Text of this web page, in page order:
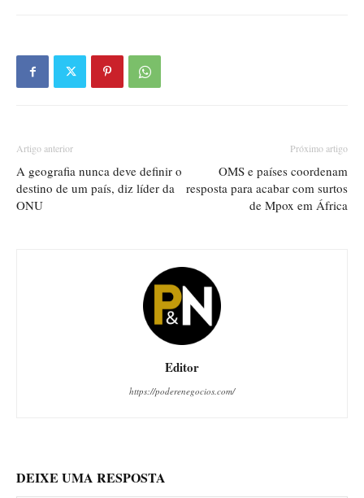
Artigo anterior
A geografia nunca deve definir o
destino de um país, diz líder da
ONU
Próximo artigo
OMS e países coordenam
resposta para acabar com surtos
de Mpox em África
Editor
https://poderenegocios.com/
DEIXE UMA RESPOSTA